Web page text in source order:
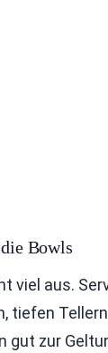
Bowls
viel aus.
tiefen
gut zur